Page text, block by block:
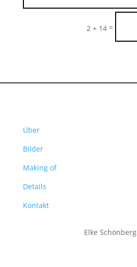
2 + 14 =
Über
Bilder
Making of
Details
Kontakt
Elke